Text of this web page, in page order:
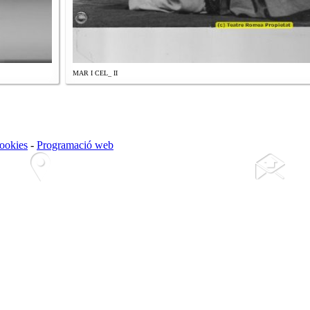
MAR I CEL_ II
- Programació web